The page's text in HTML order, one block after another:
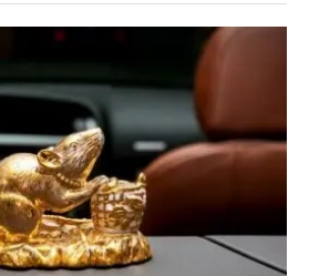
được chiếc xe ô tô phù hợp. Tuổi thìn
may mắn và tài lộc cho gia chủ.